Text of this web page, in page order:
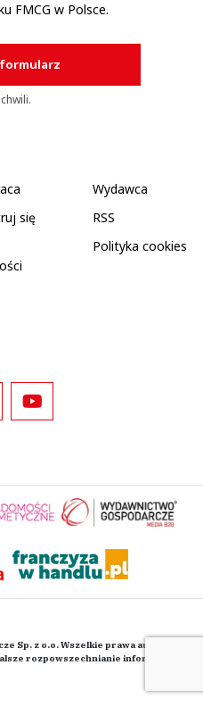
FMCG w Polsce.
Wydawca
się
RSS
Polityka cookies
Sp. z o.o. Wszelkie prawa autorskie
rozpowszechnianie informacji i